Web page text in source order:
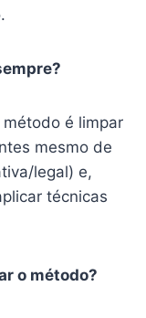
é limpar
mesmo de
legal) e,
técnicas
o método?